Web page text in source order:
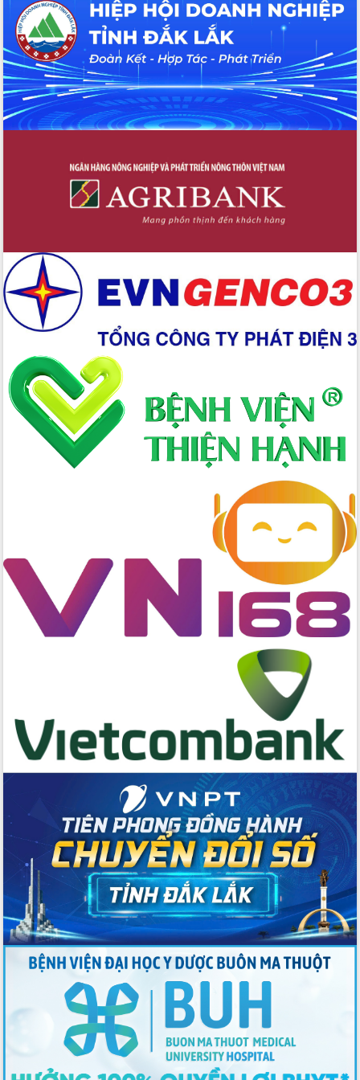
tại Trung tâm Phục vụ hành chính
công tỉnh
Đắk Lắk: Tôn vinh 46 giải pháp tại Hội
thi Sáng tạo Kỹ thuật 2024 - 2025
Đắk Lắk rà soát, điều chỉnh Đề án 190
về phát triển nuôi trồng thủy sản
Phó Chủ tịch UBND tỉnh Đắk Lắk
Định vị cà phê Việt Nam như một “di
sản sống” trong dòng chảy toàn cầu
Xây dựng nông thôn mới: Nâng cao đời
thực
Quyết liệt tháo gỡ vướng mắc, đẩy
nhanh tiến độ các dự án trọng điểm
trong Khu kinh tế Nam Phú Yên
Hòn Yến phát triển du lịch gắn với bảo
Lấy ý kiến điều chỉnh Quy hoạch tỉnh
Đắk Lắk thời kỳ 2021-2030, tầm nhìn
đến năm 2050
Phát động chiến dịch 30 ngày đêm
giải phóng mặt bằng Tuyến đường bộ
Đắk Lắk nỗ lực thúc đẩy tăng trưởng
Việt Nam
Thứ trưởng Bộ Y tế làm việc với tỉnh
Đắk Lắk về phát triển nhân lực y tế
cho trạm y tế cấp xã
Du lịch Đắk Lắk nâng tầm trải nghiệm
Đoàn đại biểu Quốc hội tỉnh Đắk Lắk
trao đổi thông tin trước Kỳ họp thứ
nhất, Quốc hội khóa XVI
Quyết liệt cải cách hành chính, khơi
thông nguồn lực phát triển
Nâng cao hiệu lực, hiệu quả HĐND
tỉnh thông qua hiện đại hóa hành chính
Xã Ea Phê gắn cải cách hành chính với
chuyển đổi số
Phó Chủ tịch Thường trực UBND tỉnh
Hồ Thị Nguyên Thảo làm việc tại Trung
tâm Phục vụ hành chính công xã Ea
Phê
Xây dựng nền hành chính số đồng
hành cùng nông dân dân, doanh nghiệp
Giai đoạn 2026-2030, Đắk Lắk phấn
đấu có 77% xã đạt chuẩn nông thôn
Chuyển đổi số 'mở đường' cho nông